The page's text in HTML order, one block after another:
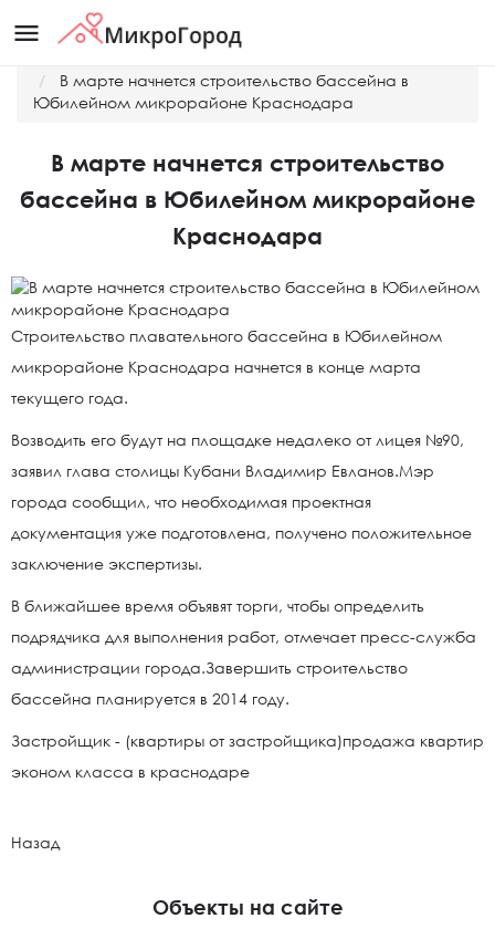
menu
В марте начнется строительство бассейна в
Юбилейном микрорайоне Краснодара
В марте начнется строительство
бассейна в Юбилейном микрорайоне
Краснодара
Строительство плавательного бассейна в Юбилейном
микрорайоне Краснодара начнется в конце марта
текущего года.
Возводить его будут на площадке недалеко от лицея №90,
заявил глава столицы Кубани Владимир Евланов.Мэр
города сообщил, что необходимая проектная
документация уже подготовлена, получено положительное
заключение экспертизы.
В ближайшее время объявят торги, чтобы определить
подрядчика для выполнения работ, отмечает пресс-служба
администрации города.Завершить строительство
бассейна планируется в 2014 году.
Застройщик - (квартиры от застройщика)продажа квартир
эконом класса в краснодаре
Назад
Объекты на сайте